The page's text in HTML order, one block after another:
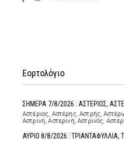
Εορτολόγιο
ΣΗΜΕΡΑ 7/8/2026 : ΑΣΤΕΡΙΟΣ,
Αστέριος, Αστέρης, Αστρής,
Αστρινή, Αστερινή, Αστρινός,
ΑΥΡΙΟ 8/8/2026 : ΤΡΙΑΝΤΑΦΥΛΛΙΑ,